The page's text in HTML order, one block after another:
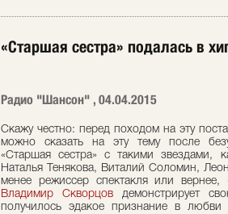
«Старшая сестра» подалась в
Радио "Шансон" , 04.04.2015
Скажу честно: перед походом на эту
можно сказать на эту тему после
«Старшая сестра» с такими звездами,
Наталья Тенякова, Виталий Соломин,
менее режиссер спектакля или вернее,
Владимир Скворцов демонстрирует
получилось эдакое признание в любви